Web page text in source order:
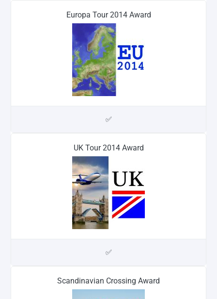
Europa Tour 2014 Award
✅
UK Tour 2014 Award
✅
Scandinavian Crossing Award